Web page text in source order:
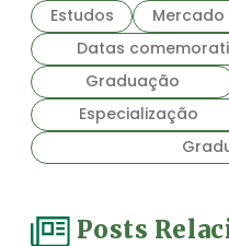
Estudos
Datas
Graduação
Especialização
Posts